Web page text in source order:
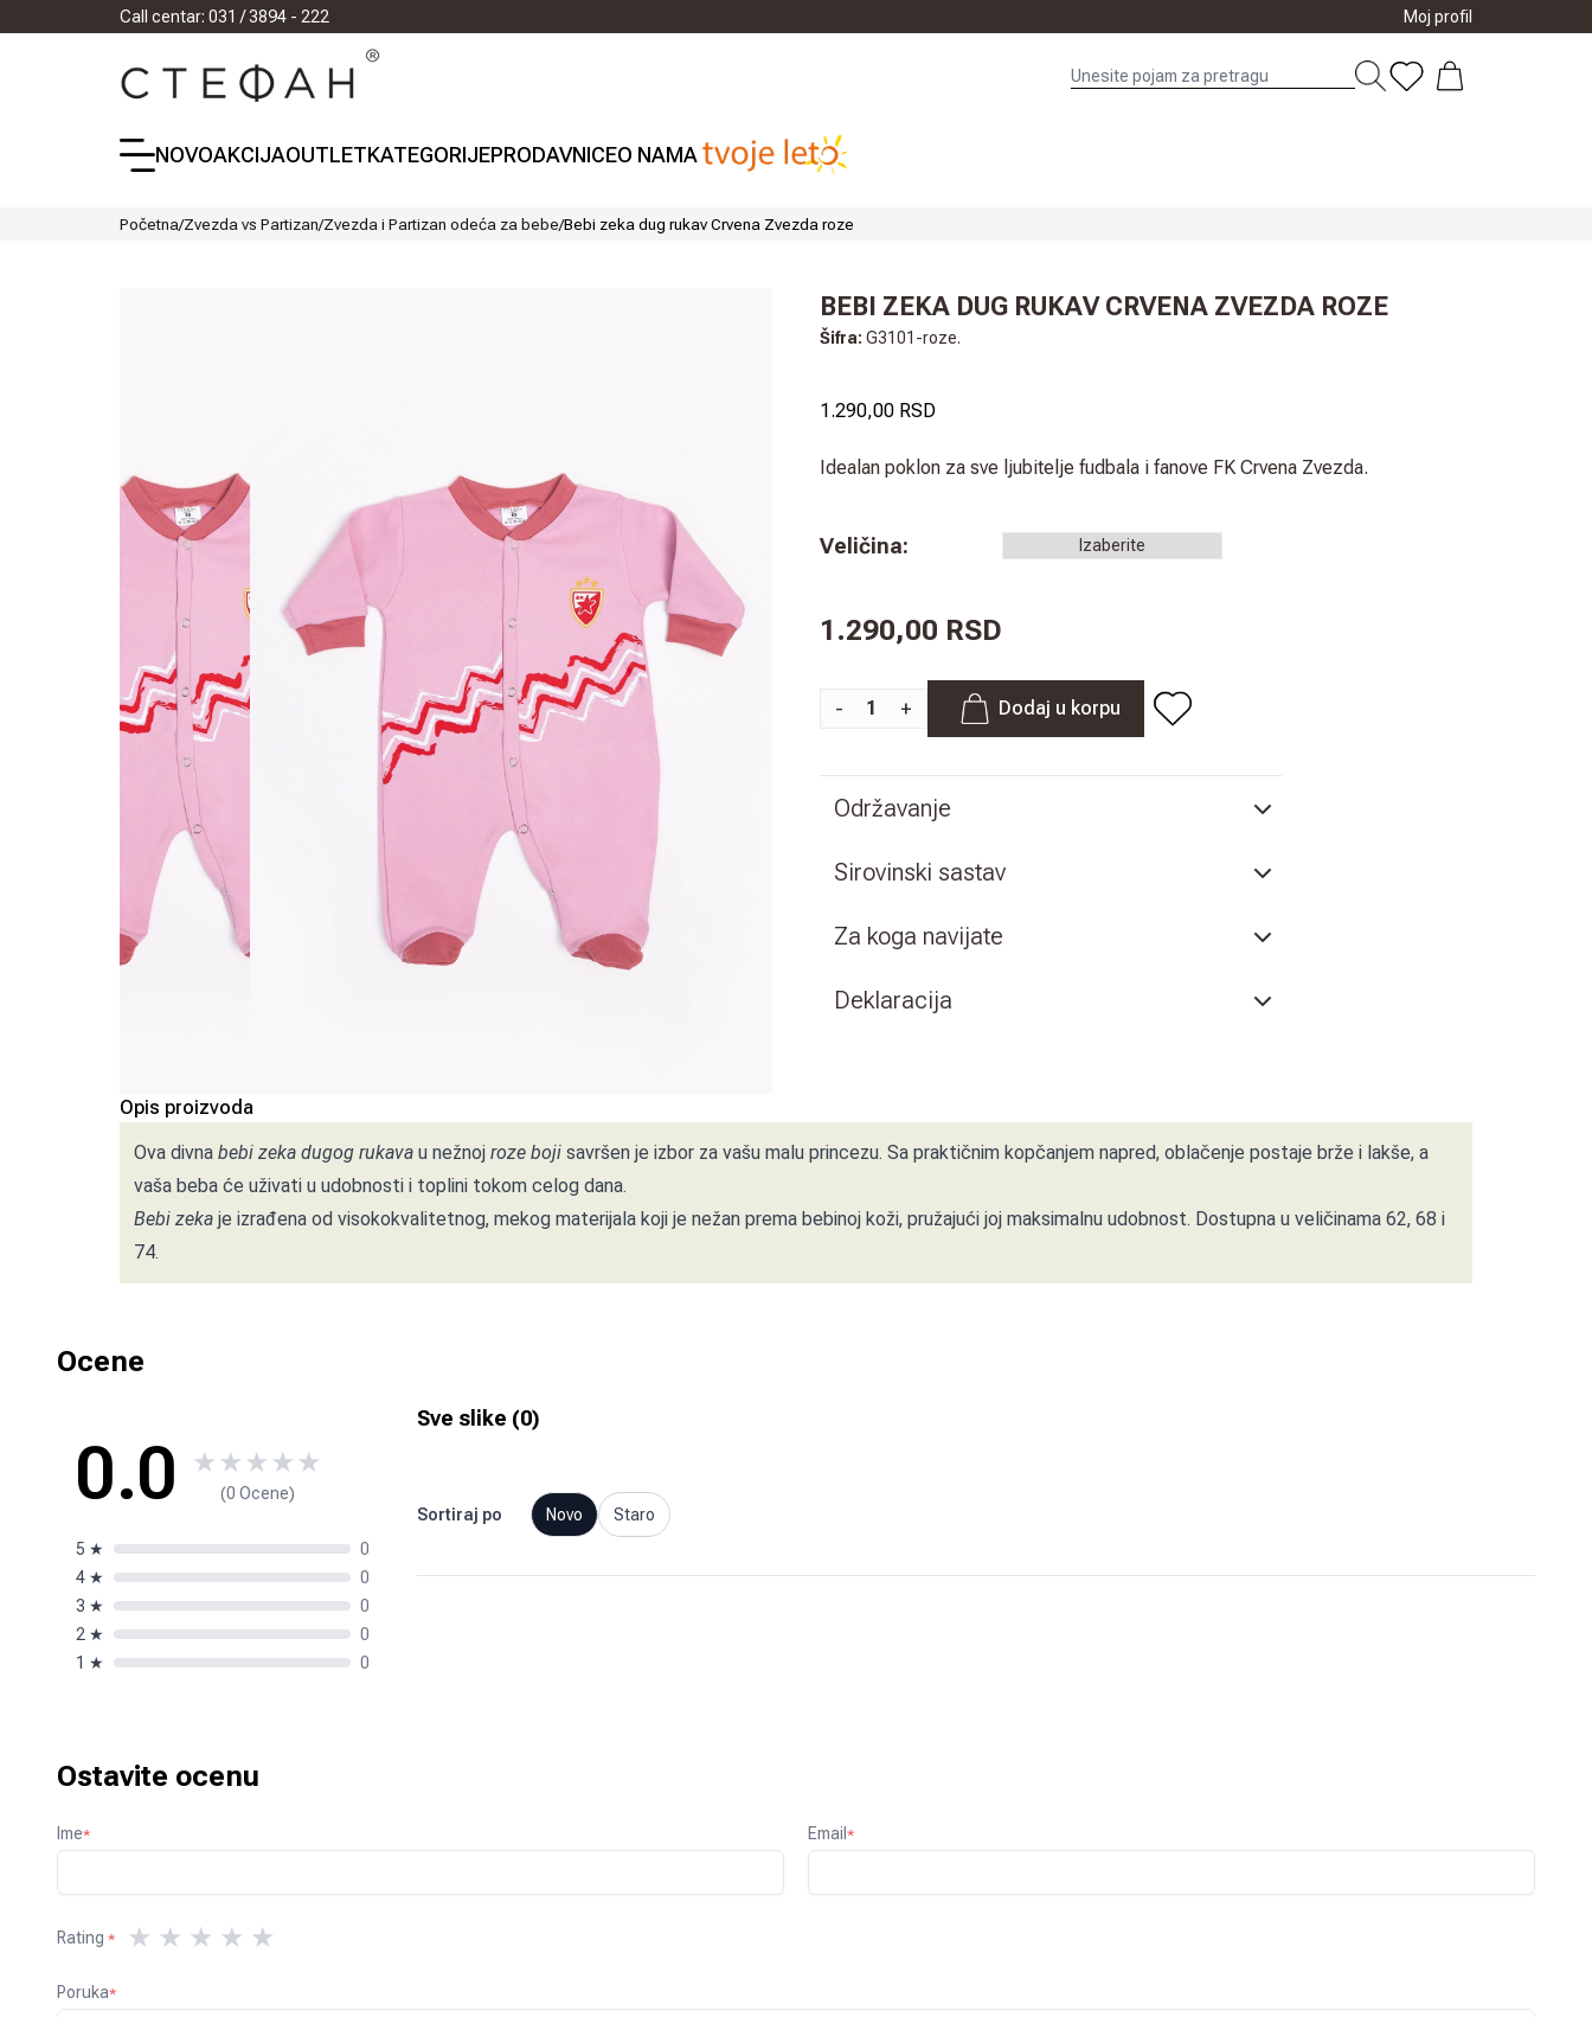
Call centar: 031 / 3894 - 222 Moj profil
NOVOAKCIJAOUTLETKATEGORIJEPRODAVNICEO NAMA
Početna/Zvezda vs Partizan/Zvezda i Partizan odeća za bebe/Bebi zeka dug rukav Crvena Zvezda roze
BEBI ZEKA DUG RUKAV CRVENA ZVEZDA ROZE
Šifra: G3101-roze.
1.290,00 RSD
Idealan poklon za sve ljubitelje fudbala i fanove FK Crvena Zvezda.
Veličina:
1.290,00 RSD
- + Dodaj u korpu
Održavanje
Sirovinski sastav
Za koga navijate
Deklaracija
Opis proizvoda
Ova divna bebi zeka dugog rukavau nežnoj roze bojisavršen je izbor za vašu malu princezu. Sa praktičnim kopčanjem napred, oblačenje postaje brže i lakše, a
vaša beba će uživati u udobnosti i toplini tokom celog dana.
Bebi zekaje izrađena od visokokvalitetnog, mekog materijala koji je nežan prema bebinoj koži, pružajući joj maksimalnu udobnost. Dostupna u veličinama 62, 68 i
74.
Ocene
0.0 ★★★★★
(0 Ocene)
5 ★
0
4 ★
0
3 ★
0
2 ★
0
1 ★ 0
Sve slike (0)
Sortiraj po Novo Staro
Ostavite ocenu
Ime* Email *
Rating * ★ ★ ★ ★ ★
Poruka*